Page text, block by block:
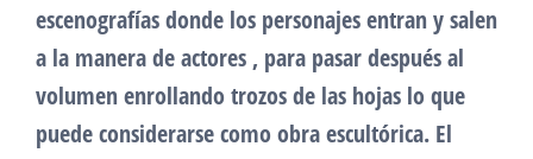
escenografías donde los personajes entran y salen
a la manera de actores , para pasar después al
volumen enrollando trozos de las hojas lo que
puede considerarse como obra escultórica. El